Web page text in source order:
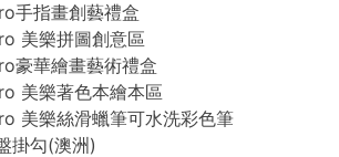
手指畫創藝禮盒
美樂拼圖創意區
豪華繪畫藝術禮盒
美樂著色本繪本區
美樂絲滑蠟筆可水洗彩色筆
掛勾(澳洲)